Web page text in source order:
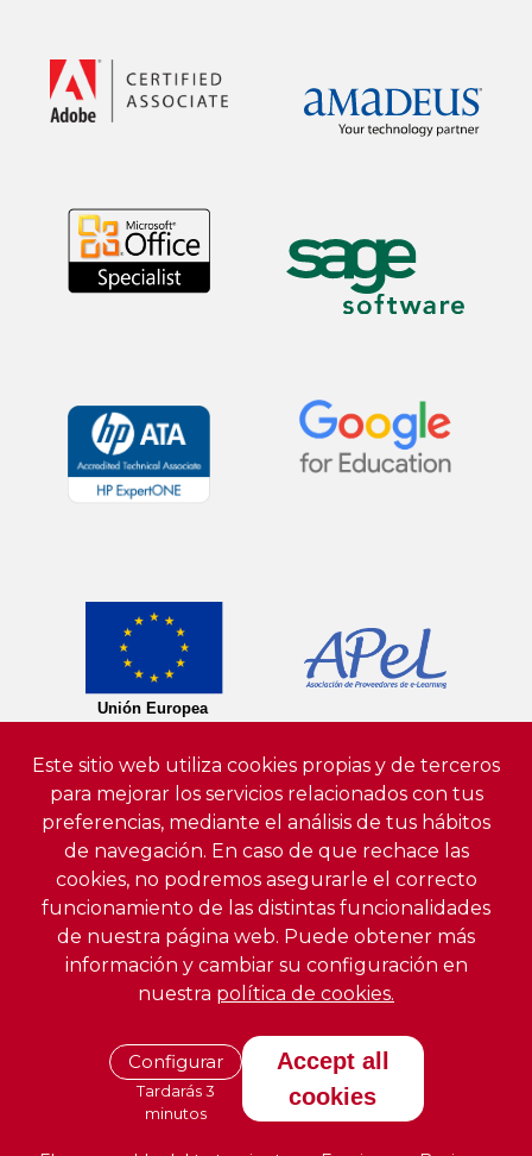
Este sitio web utiliza cookies propias y de terceros
para mejorar los servicios relacionados con tus
preferencias, mediante el análisis de tus hábitos
de navegación. En caso de que rechace las
cookies, no podremos asegurarle el correcto
funcionamiento de las distintas funcionalidades
de nuestra página web. Puede obtener más
información y cambiar su configuración en
nuestra política de cookies.
Configurar
Tardarás 3
minutos
Accept all
cookies